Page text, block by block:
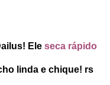
Ele seca rápido
linda e chique! rs